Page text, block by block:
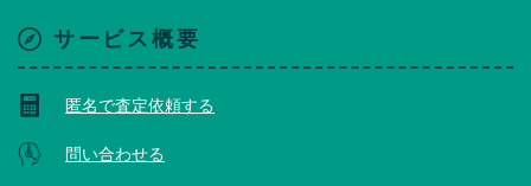
サービス概要
匿名で査定依頼する
問い合わせる